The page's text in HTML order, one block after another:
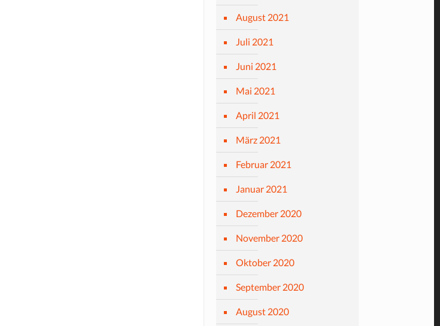
August 2021
Juli 2021
Juni 2021
Mai 2021
April 2021
März 2021
Februar 2021
Januar 2021
Dezember 2020
November 2020
Oktober 2020
September 2020
August 2020